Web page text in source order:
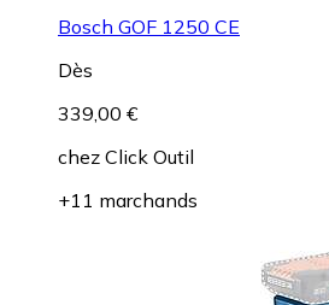
Bosch GOF 1250 CE
Dès
339,00 €
chez Click Outil
+11 marchands